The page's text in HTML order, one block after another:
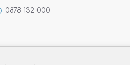
0878 132 000